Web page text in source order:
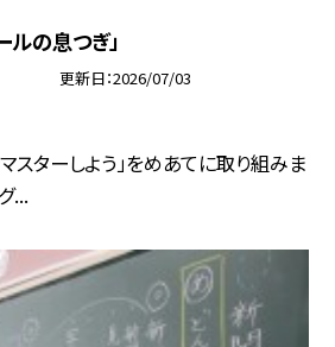
の息つぎ」
更新日 2026/07/03
スターしよう」をめあてに取り組みま
...